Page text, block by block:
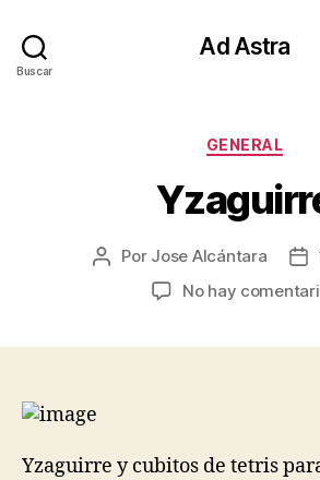
Buscar
Ad Astra
GENERAL
Autor
Por Jose Alcántara
de
No hay
Yzaguirre y cubitos de tetris